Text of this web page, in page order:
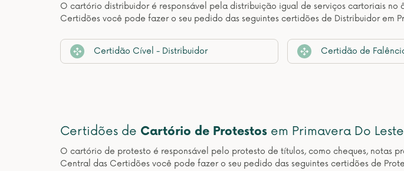
O cartório distribuidor é responsável pela distribuição igual de serviços cartoriais
Certidões você pode fazer o seu pedido das seguintes certidões de Distribuidor em
Certidão Cível - Distribuidor Certidão de
Certidões de Cartório de Protestos em Primavera Do
O cartório de protesto é responsável pelo protesto de títulos, como cheques, notas
Central das Certidões você pode fazer o seu pedido das seguintes certidões de